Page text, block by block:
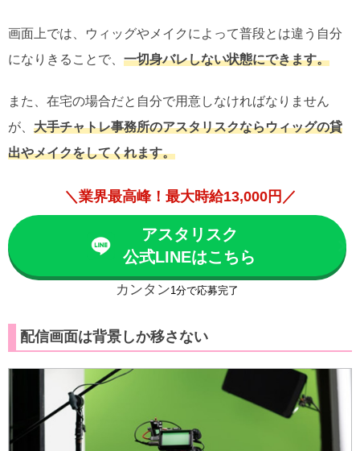
画面上では、ウィッグやメイクによって普段とは違う自分
になりきることで、 一切身バレしない状態にできます。
また、在宅の場合だと自分で用意しなければなりません
が、 大手チャトレ事務所のアスタリスクならウィッグの貸
出やメイクをしてくれます。
＼業界最高峰！最大時給13,000円／
アスタリスク
公式LINEはこちら
カンタン1分で応募完了
配信画面は背景しか移さない